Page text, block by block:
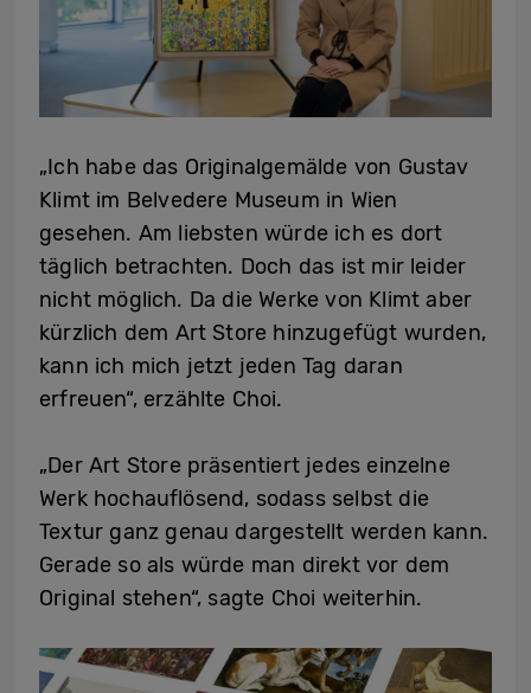
„Ich habe das Originalgemälde von Gustav
Klimt im Belvedere Museum in Wien
gesehen. Am liebsten würde ich es dort
täglich betrachten. Doch das ist mir leider
nicht möglich. Da die Werke von Klimt aber
kürzlich dem Art Store hinzugefügt wurden,
kann ich mich jetzt jeden Tag daran
erfreuen“, erzählte Choi.
„Der Art Store präsentiert jedes einzelne
Werk hochauflösend, sodass selbst die
Textur ganz genau dargestellt werden kann.
Gerade so als würde man direkt vor dem
Original stehen“, sagte Choi weiterhin.